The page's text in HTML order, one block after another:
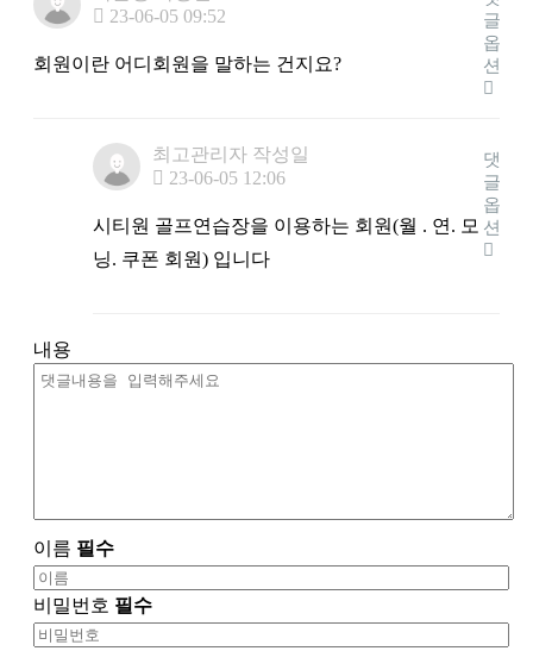
23-06-05 09:52
회원이란 어디회원을 말하는 건지요?
글
옵
션
최고관리자 작성일
23-06-05 12:06
시티원 골프연습장을 이용하는 회원(월 . 연. 모
닝. 쿠폰 회원) 입니다
댓
글
옵
션
내용
이름 필수
비밀번호 필수